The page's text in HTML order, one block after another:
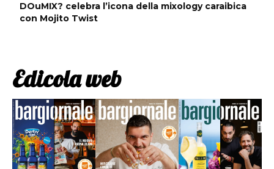
DOuMIX? celebra l’icona della mixology caraibica
con Mojito Twist
Edicola web